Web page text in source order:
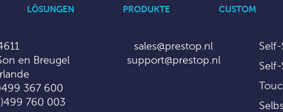
LÖSUNGEN PRODUKTE CUSTOM
en Breugel
367 600
760 003
sales@prestop.nl
support@prestop.nl
Self-